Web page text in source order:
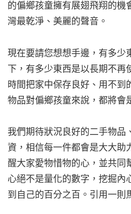
的偏鄉孩童擁有展翅飛翔的機
灣最乾淨、美麗的聲音。
現在要請您想想手邊，有多少
下，有多少東西是以長期不再
時間把家中保存良好、用不到
物品對偏鄉孩童來說，都將會
我們期待狀況良好的二手物品
資，相信每一件都會是大大助
醒大家愛物惜物的心，並共同
心絕不是量化的數字，挖掘內
到自己的百分之百。引用一則